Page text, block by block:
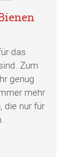
das
Zum
genug
mehr
die nur für